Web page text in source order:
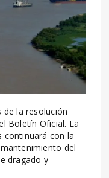
de la resolución
Boletín Oficial. La
continuará con la
del
dragado y